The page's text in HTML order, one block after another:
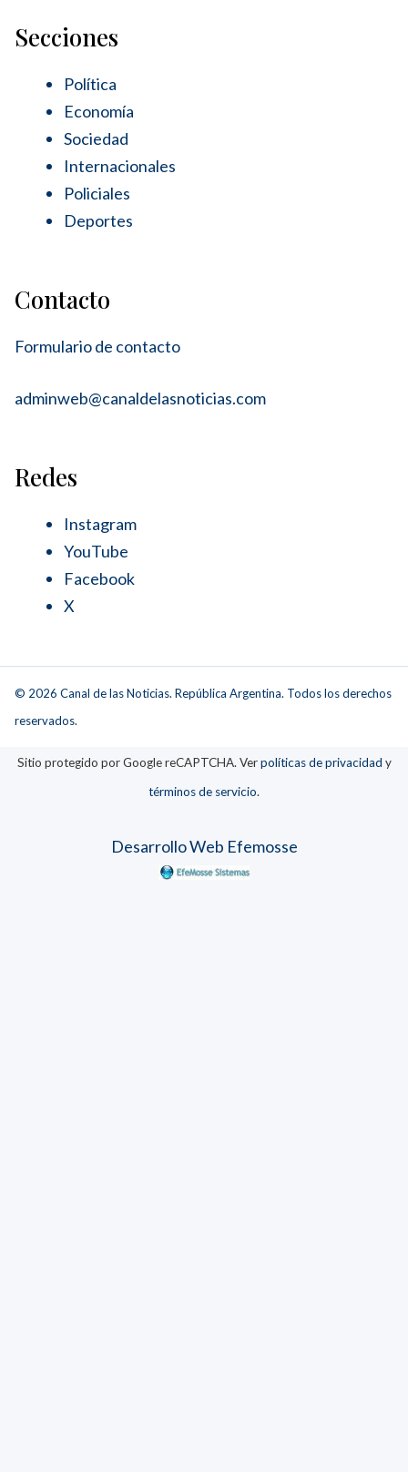
Secciones
Política
Economía
Sociedad
Internacionales
Policiales
Deportes
Contacto
Formulario de contacto
adminweb@canaldelasnoticias.com
Redes
Instagram
YouTube
Facebook
X
© 2026 Canal de las Noticias. República Argentina. Todos los derechos
reservados.
Sitio protegido por Google reCAPTCHA. Verpolíticas de privacidad y
términos de servicio.
Desarrollo Web Efemosse